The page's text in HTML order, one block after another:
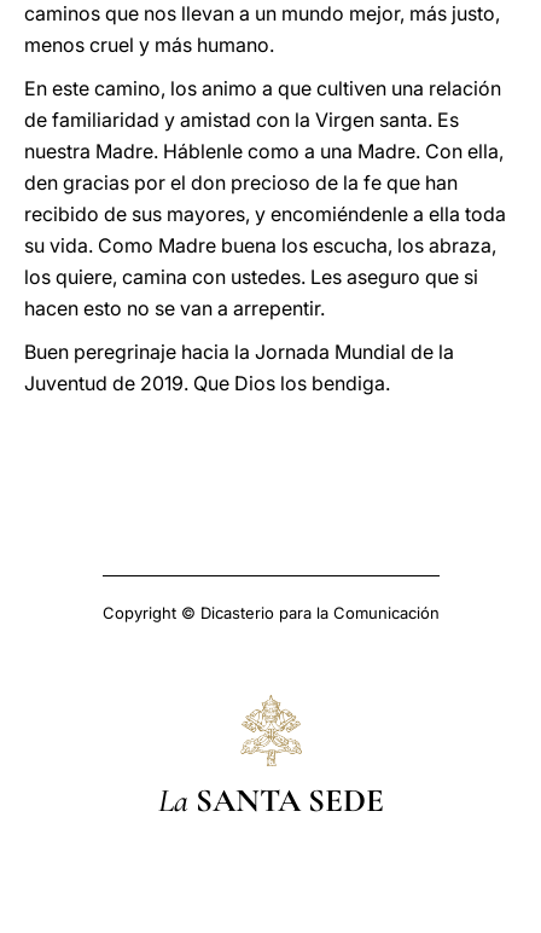
caminos que nos llevan a un mundo mejor, más justo,
menos cruel y más humano.
En este camino, los animo a que cultiven una relación
de familiaridad y amistad con la Virgen santa. Es
nuestra Madre. Háblenle como a una Madre. Con ella,
den gracias por el don precioso de la fe que han
recibido de sus mayores, y encomiéndenle a ella toda
su vida. Como Madre buena los escucha, los abraza,
los quiere, camina con ustedes. Les aseguro que si
hacen esto no se van a arrepentir.
Buen peregrinaje hacia la Jornada Mundial de la
Juventud de 2019. Que Dios los bendiga.
Copyright © Dicasterio para la Comunicación
La SANTA SEDE